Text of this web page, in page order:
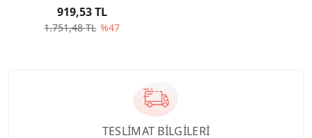
1.751,48 TL %47
919,53 TL
TESLİMAT BİLGİLERİ